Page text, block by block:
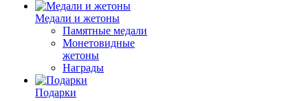
Медали и жетоны
Памятные медали
Монетовидные
жетоны
Награды
Подарки